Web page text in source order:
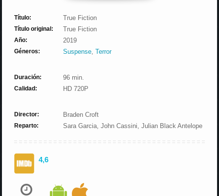
Título: True Fiction
Título original: True Fiction
Año: 2019
Géneros: Suspense,Terror
Duración: 96 min.
Calidad: HD 720P
Director: Braden Croft
Reparto: Sara Garcia, John Cassini, Julian Black Antelope
4,6